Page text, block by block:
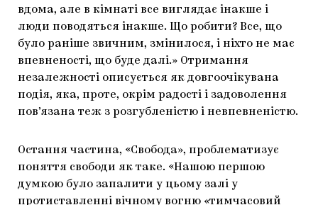
вдома, але в кімнаті все виглядає інакше і
люди поводяться інакше. Що робити? Все, що
було раніше звичним, змінилося, і ніхто не має
впевненості, що буде далі.» Отримання
незалежності описується як довгоочікувана
подія, яка, проте, окрім радості і задоволення
пов’язана теж з розгубленістю і невпевненістю.
Остання частина, «Свобода», проблематизує
поняття свободи як таке. «Нашою першою
думкою було запалити у цьому залі у
протиставленні вічному вогню «тимчасовий